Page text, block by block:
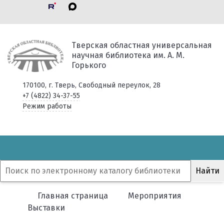
Тверская областная универсальная
научная библиотека им. А. М.
Горького
170100, г. Тверь, Свободный переулок, 28
+7 (4822) 34-37-55
Режим работы
Главная страница
Мероприятия
Выставки